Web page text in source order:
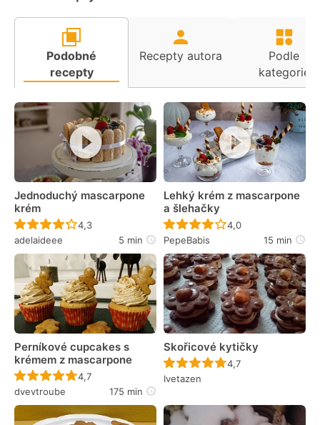
Podobné
recepty
Recepty autora
Podle
kategorie
Jednoduchý mascarpone
krém
Recept ještě nebyl hodnocen
4,3
adelaideee
5 min
Lehký krém z mascarpone
a šlehačky
Recept ještě nebyl
4,0
PepeBabis
15 min
Perníkové cupcakes s
krémem z mascarpone
Recept ještě nebyl hodnocen
4,7
dvevtroube
175 min
Skořicové kytičky
Recept ještě nebyl
4,7
Ivetazen